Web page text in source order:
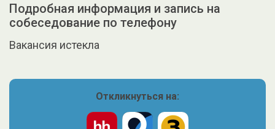
Подробная информация и запись на
собеседование по телефону
Вакансия истекла
Откликнуться на: